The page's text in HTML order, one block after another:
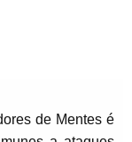
de Mentes é